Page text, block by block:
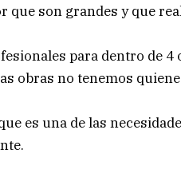
que son grandes y que
para dentro de 4
obras no tenemos
es una de las